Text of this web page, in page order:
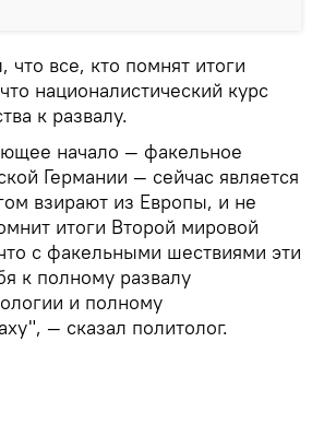
все, кто помнят итоги
националистический курс
к развалу.
начало — факельное
Германии — сейчас является
взирают из Европы, и не
итоги Второй мировой
с факельными шествиями эти
к полному развалу
и полному
— сказал политолог.